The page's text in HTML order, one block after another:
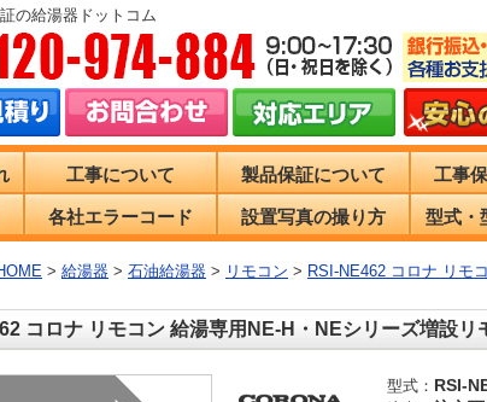
の給湯器ドットコム
工事について 製品保証について 工事
各社エラーコード 設置写真の撮り方 型式・
> 給湯器 > 石油給湯器 > リモコン > RSI-NE462 コロナ リモ
コロナ リモコン 給湯専用NE-H・NEシリーズ増設リ
型式： RSI-